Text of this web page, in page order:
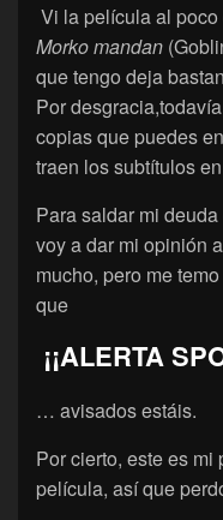
Vi la película al
Morko mandan
que tengo deja
Por
copias que puedes
traen los subtítulos
Para saldar mi
voy a dar mi opinión
mucho, pero me
que
¡¡ALERTA
… avisados estáis.
Por cierto, este es
película, así que